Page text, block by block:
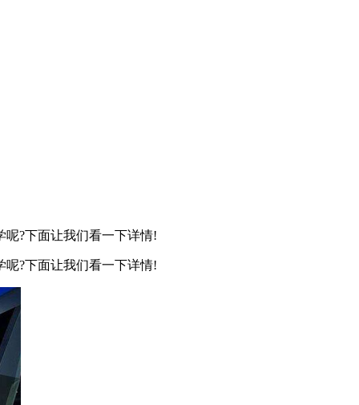
?下面让我们看一下详情!
?下面让我们看一下详情!